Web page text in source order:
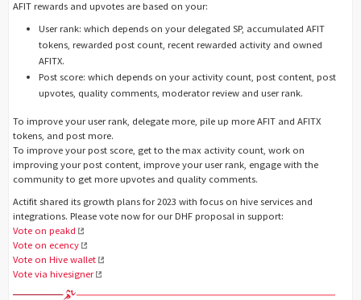
AFIT rewards and upvotes are based on your:
User rank: which depends on your delegated SP, accumulated AFIT
tokens, rewarded post count, recent rewarded activity and owned
AFITX.
Post score: which depends on your activity count, post content, post
upvotes, quality comments, moderator review and user rank.
To improve your user rank, delegate more, pile up more AFIT and AFITX
tokens, and post more.
To improve your post score, get to the max activity count, work on
improving your post content, improve your user rank, engage with the
community to get more upvotes and quality comments.
Actifit shared its growth plans for 2023 with focus on hive services and
integrations. Please vote now for our DHF proposal in support:
Vote on peakd
Vote on ecency
Vote on Hive wallet
Vote via hivesigner